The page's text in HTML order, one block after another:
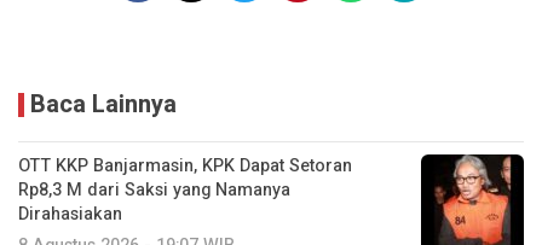
Baca Lainnya
OTT KKP Banjarmasin, KPK Dapat Setoran
Rp8,3 M dari Saksi yang Namanya
Dirahasiakan